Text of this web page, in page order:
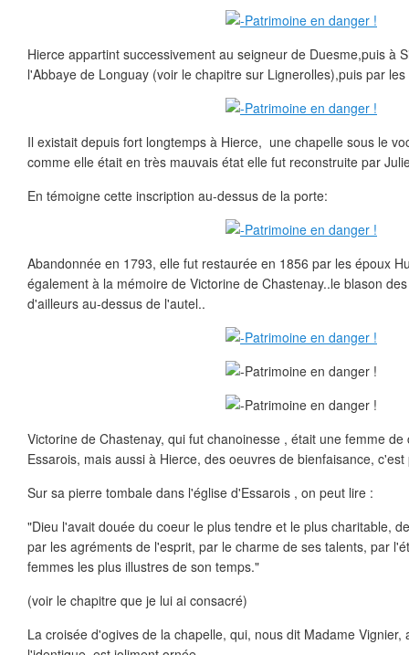
Hierce appartint successivement au seigneur de Duesme,puis à
l'Abbaye de Longuay (voir le chapitre sur Lignerolles),puis par
Il existait depuis fort longtemps à Hierce, une chapelle sous le
comme elle était en très mauvais état elle fut reconstruite par
En témoigne cette inscription au-dessus de la porte:
Abandonnée en 1793, elle fut restaurée en 1856 par les époux
également à la mémoire de Victorine de Chastenay..le blason
d'ailleurs au-dessus de l'autel..
Victorine de Chastenay, qui fut chanoinesse , était une femme
Essarois, mais aussi à Hierce, des oeuvres de bienfaisance,
Sur sa pierre tombale dans l'église d'Essarois , on peut lire :
"Dieu l'avait douée du coeur le plus tendre et le plus charitable,
par les agréments de l'esprit, par le charme de ses talents, par
femmes les plus illustres de son temps."
(voir le chapitre que je lui ai consacré)
La croisée d'ogives de la chapelle, qui, nous dit Madame